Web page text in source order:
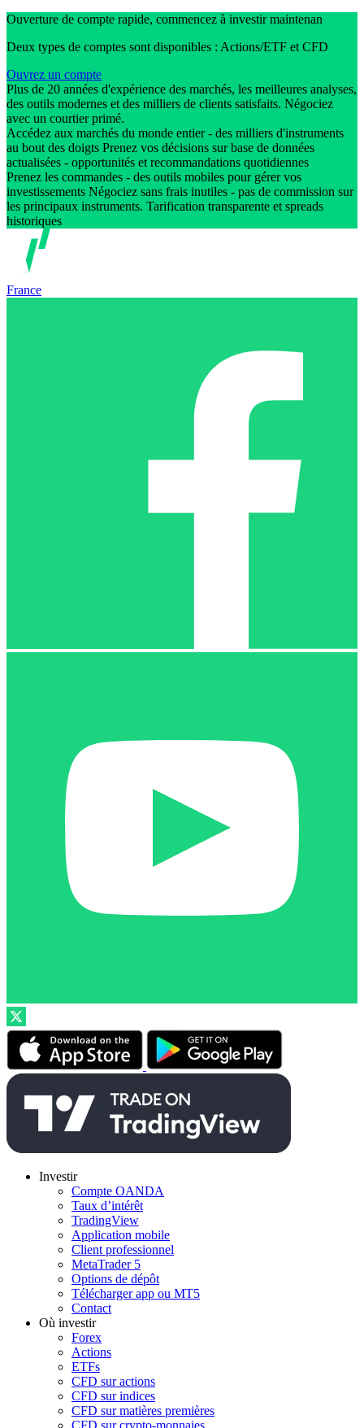
Ouverture de compte rapide, commencez à investir maintenan
Deux types de comptes sont disponibles : Actions/ETF et CFD
Ouvrez un compte
Plus de 20 années d'expérience des marchés, les meilleures analyses,
des outils modernes et des milliers de clients satisfaits. Négociez
avec un courtier primé.
Accédez aux marchés du monde entier - des milliers d'instruments
au bout des doigts Prenez vos décisions sur base de données
actualisées - opportunités et recommandations quotidiennes
Prenez les commandes - des outils mobiles pour gérer vos
investissements Négociez sans frais inutiles - pas de commission sur
les principaux instruments. Tarification transparente et spreads
historiques
France
Investir
Compte OANDA
Taux d’intérêt
TradingView
Application mobile
Client professionnel
MetaTrader 5
Options de dépôt
Télécharger app ou MT5
Contact
Où investir
Forex
Actions
ETFs
CFD sur actions
CFD sur indices
CFD sur matières premières
CFD sur crypto-monnaies